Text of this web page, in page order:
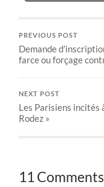
PREVIOUS POST
Demande
farce ou forçage
NEXT POST
Les Parisiens
Rodez »
11 Comments